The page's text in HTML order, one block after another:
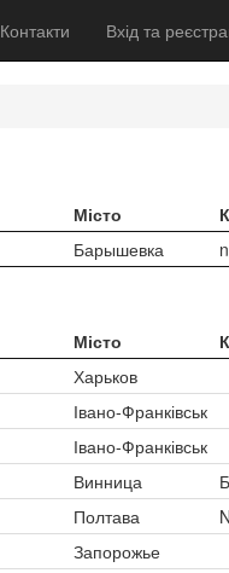
Контакти Вхід та
Місто
Барышевка
Місто
Харьков
Івано-Франківськ
Івано-Франківськ
Винница
Полтава
Запорожье